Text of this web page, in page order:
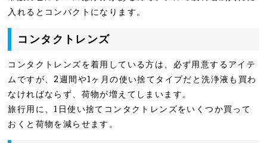
入れるとコンパクトになります。
コンタクトレンズ
コンタクトレンズを着用している方は、必ず用意するアイテ
ムですが、2週間や1ヶ月の使い捨てタイプだと洗浄液も買わ
なければならず、荷物が増えてしまいます。
旅行用に、1日使い捨てコンタクトレンズをいくつか買って
おくと荷物を減らせます。